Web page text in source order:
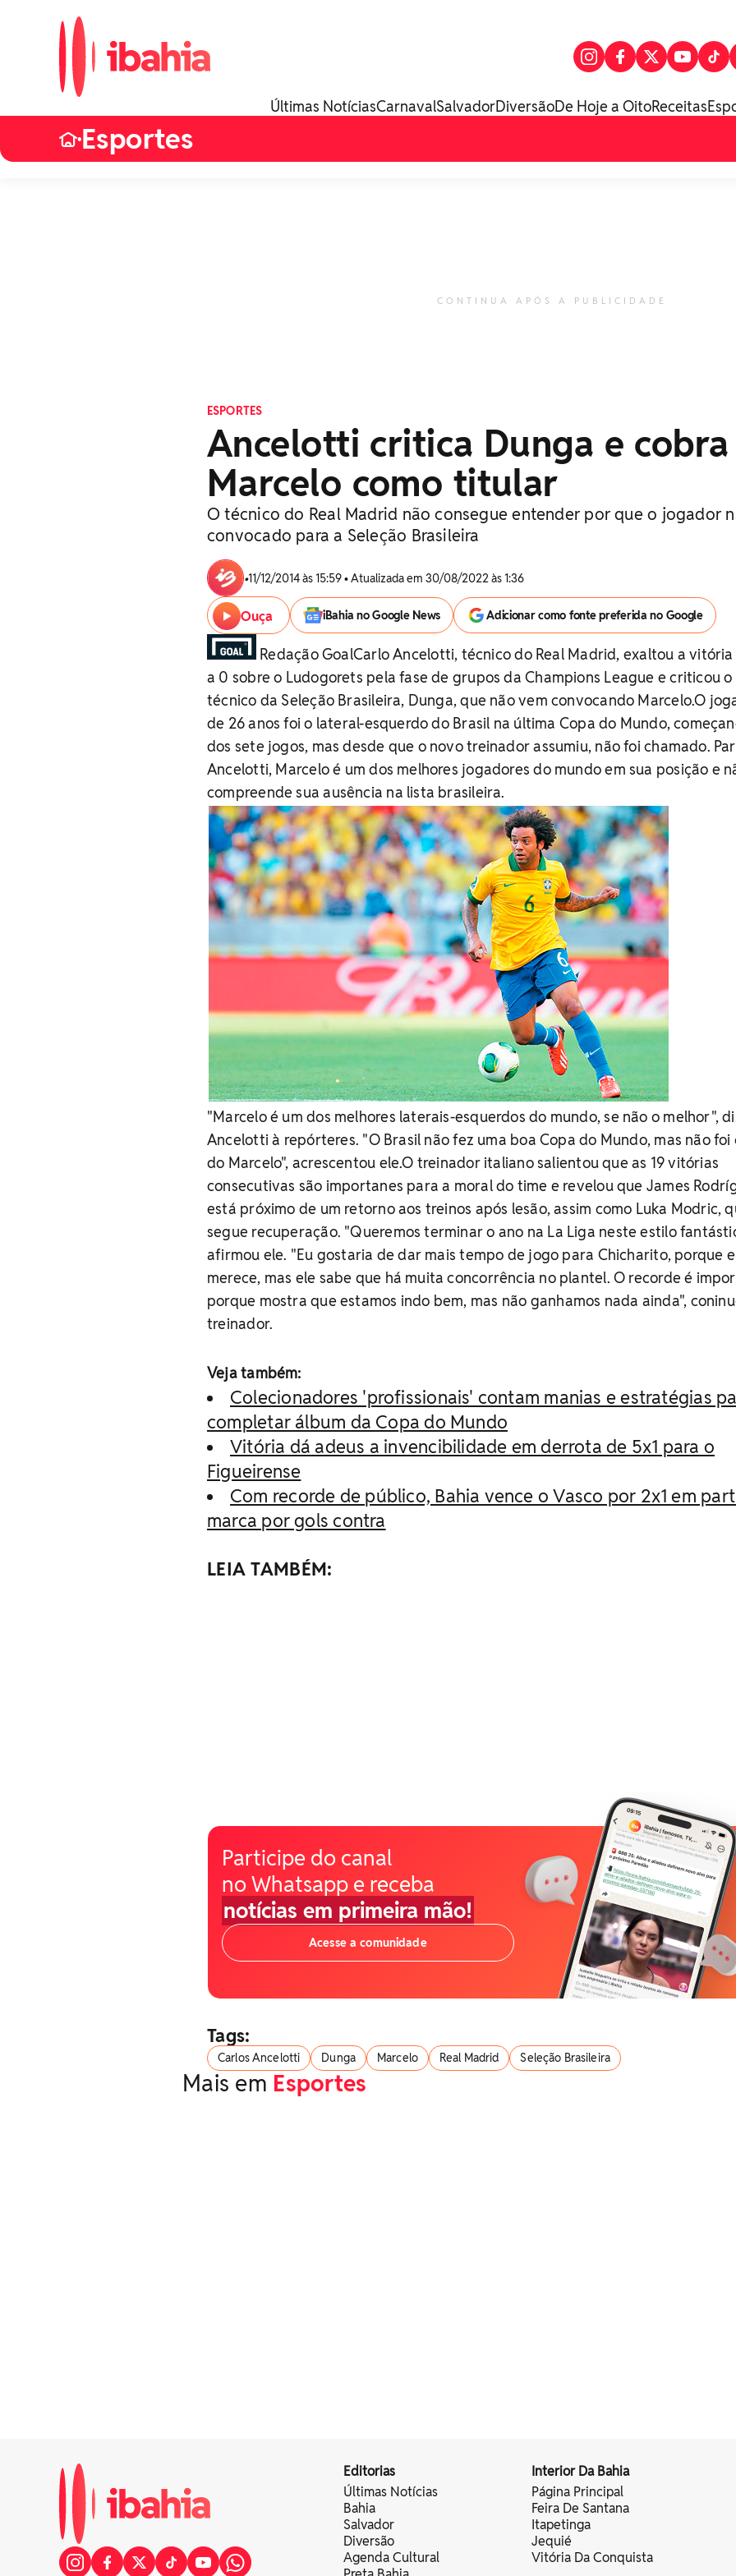
Últimas NotíciasCarnavalSalvadorDiversãoDe Hoje a OitoReceitas
•Esportes
CONTINUA APÓS A PUBLICIDADE
ESPORTES
Ancelotti critica Dunga e cobra
Marcelo como titular
O técnico do Real Madrid não consegue entender por que o jogador
convocado para a Seleção Brasileira
•11/12/2014 às 15:59 • Atualizada em 30/08/2022 às 1:36
Ouça iBahia no Google News Adicionar como fonte preferida no Google
Redação GoalCarlo Ancelotti, técnico do Real Madrid, exaltou a
a 0 sobre o Ludogorets pela fase de grupos da Champions League e criticou o
técnico da Seleção Brasileira, Dunga, que não vem convocando Marcelo.O
de 26 anos foi o lateral-esquerdo do Brasil na última Copa do Mundo,
dos sete jogos, mas desde que o novo treinador assumiu, não foi chamado.
Ancelotti, Marcelo é um dos melhores jogadores do mundo em sua posição e
compreende sua ausência na lista brasileira.
"Marcelo é um dos melhores laterais-esquerdos do mundo, se não o melhor",
Ancelotti à repórteres. "O Brasil não fez uma boa Copa do Mundo, mas não foi
do Marcelo", acrescentou ele.O treinador italiano salientou que as 19 vitórias
consecutivas são importanes para a moral do time e revelou que James
está próximo de um retorno aos treinos após lesão, assim como Luka Modric,
segue recuperação. "Queremos terminar o ano na La Liga neste estilo
afirmou ele. "Eu gostaria de dar mais tempo de jogo para Chicharito, porque
merece, mas ele sabe que há muita concorrência no plantel. O recorde é
porque mostra que estamos indo bem, mas não ganhamos nada ainda",
treinador.
Veja também:
Colecionadores 'profissionais' contam manias e estratégias
completar álbum da Copa do Mundo
Vitória dá adeus a invencibilidade em derrota de 5x1 para o
Figueirense
Com recorde de público, Bahia vence o Vasco por 2x1 em
marca por gols contra
LEIA TAMBÉM:
Participe do canal
no Whatsapp e receba
notícias em primeira mão!
Acesse a comunidade
Tags:
Carlos Ancelotti Dunga Marcelo Real Madrid Seleção Brasileira
Mais em Esportes
Editorias
Últimas Notícias
Bahia
Salvador
Diversão
Agenda Cultural
Interior Da Bahia
Página Principal
Feira De Santana
Itapetinga
Jequié
Vitória Da Conquista